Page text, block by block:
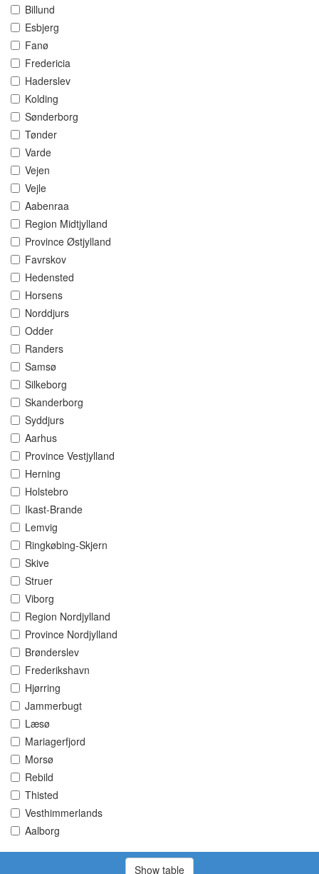
Billund
Esbjerg
Fanø
Fredericia
Haderslev
Kolding
Sønderborg
Tønder
Varde
Vejen
Vejle
Aabenraa
Region Midtjylland
Province Østjylland
Favrskov
Hedensted
Horsens
Norddjurs
Odder
Randers
Samsø
Silkeborg
Skanderborg
Syddjurs
Aarhus
Province Vestjylland
Herning
Holstebro
Ikast-Brande
Lemvig
Ringkøbing-Skjern
Skive
Struer
Viborg
Region Nordjylland
Province Nordjylland
Brønderslev
Frederikshavn
Hjørring
Jammerbugt
Læsø
Mariagerfjord
Morsø
Rebild
Thisted
Vesthimmerlands
Aalborg
Show table